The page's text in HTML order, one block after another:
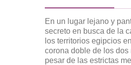
En un lugar lejano y
secreto en busca de la
los territorios egipcios
corona doble de los
pesar de las estrictas